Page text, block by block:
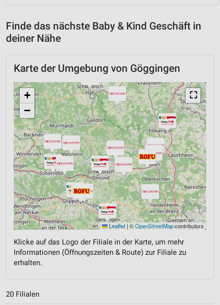
Finde das nächste Baby & Kind Geschäft in
deiner Nähe
Karte der Umgebung von Göggingen
⛶
+
−
Leaflet | ©OpenStreetMapcontributors
Klicke auf das Logo der Filiale in der Karte, um mehr
Informationen (Öffnungszeiten & Route) zur Filiale zu
erhalten.
20 Filialen